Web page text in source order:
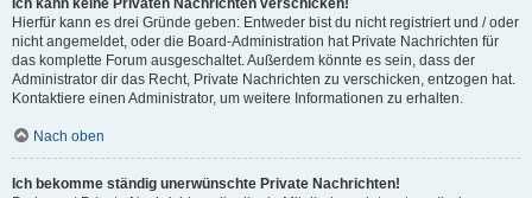
Ich kann keine Privaten Nachrichten verschicken!
Hierfür kann es drei Gründe geben: Entweder bist du nicht registriert und / oder
nicht angemeldet, oder die Board-Administration hat Private Nachrichten für
das komplette Forum ausgeschaltet. Außerdem könnte es sein, dass der
Administrator dir das Recht, Private Nachrichten zu verschicken, entzogen hat.
Kontaktiere einen Administrator, um weitere Informationen zu erhalten.
Nach oben
Ich bekomme ständig unerwünschte Private Nachrichten!